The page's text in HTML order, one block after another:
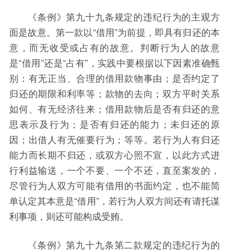
《条例》第九十九条规定的违纪行为的主观方
面是故意。第一款以“借用”为前提，即具有归还的本
意，而无收受或占有的故意。判断行为人的故意
是“借用”还是“占有”，实践中要根据以下因素准确甄
别：有无正当、合理的借用款物事由；是否约定了
归还的期限和利率等；款物的去向；双方平时关系
如何、有无经济往来；借用款物后是否有归还的意
思表示及行为；是否有归还的能力；未归还的原
因；出借人有无催要行为；等等。若行为人有归还
能力而长期不归还，或双方心照不宣，以此方式进
行利益输送，一个不要、一个不还，直至案发的，
尽管行为人双方可能有借用的书面约定，也不能简
单认定其本意是“借用”，若行为人双方间还有请托谋
利事项，则还可能构成受贿。
《条例》第九十九条第二款规定的违纪行为的